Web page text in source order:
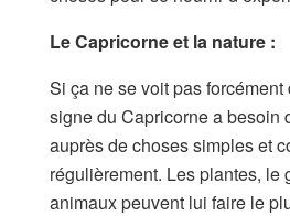
Le Capricorne et la nature :
Si ça ne se voit pas
signe du Capricorne a besoin
auprès de choses simples et
régulièrement. Les plantes, le
animaux peuvent lui faire le